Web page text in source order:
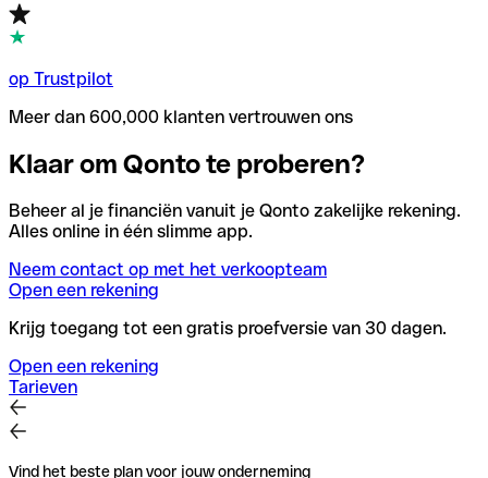
op Trustpilot
Meer dan 600,000 klanten vertrouwen ons
Klaar om Qonto te proberen?
Beheer al je financiën vanuit je Qonto zakelijke rekening.
Alles online in één slimme app.
Neem contact op met het verkoopteam
Open een rekening
Krijg toegang tot een gratis proefversie van 30 dagen.
Open een rekening
Tarieven
Vind het beste plan voor jouw onderneming